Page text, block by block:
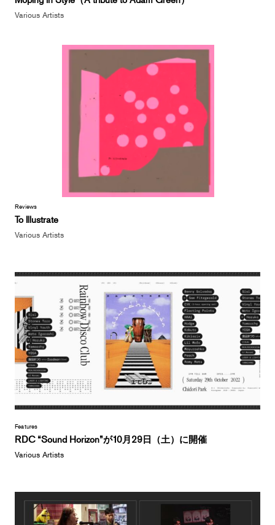
Various Artists
Reviews
To Illustrate
Various Artists
Features
RDC “Sound Horizon”が10月29日（土）に開催
Various Artists